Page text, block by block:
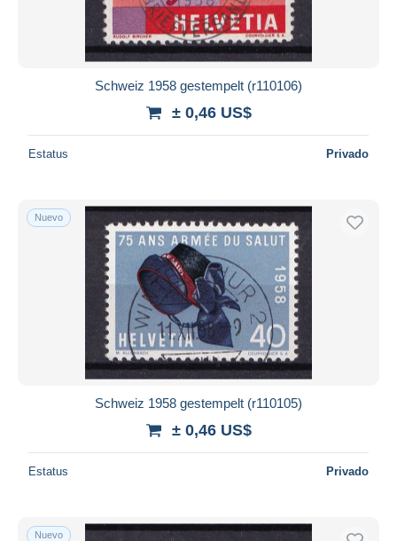
Schweiz 1958 gestempelt (r110106)
± 0,46 US$
Estatus Privado
Nuevo
Schweiz 1958 gestempelt (r110105)
± 0,46 US$
Estatus Privado
Nuevo